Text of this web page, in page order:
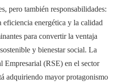
pero también responsabilidades:
eficiencia energética y la calidad
para convertir la ventaja
y bienestar social. La
Empresarial (RSE) en el sector
adquiriendo mayor protagonismo